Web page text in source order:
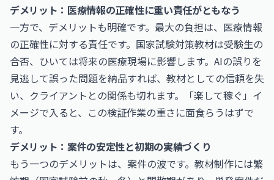
デメリット：医療情報の正確性に重い責任がともなう
一方で、デメリットも明確です。最大の負担は、医療情報
の正確性に対する責任です。国家試験対策教材は受験生の
合否、ひいては将来の医療現場に影響します。AIの誤りを
見逃して誤った問題を納品すれば、教材としての信頼を失
い、クライアントとの関係も切れます。「楽して稼ぐ」イ
メージで入ると、この検証作業の重さに面食らうはずで
す。
デメリット：案件の安定性と初期の実績づくり
もう一つのデメリットは、案件の波です。教材制作には繁